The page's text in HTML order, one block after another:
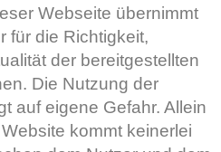
Webseite übernimmt
für die Richtigkeit,
der bereitgestellten
Die Nutzung der
auf eigene Gefahr. Allein
kommt keinerlei